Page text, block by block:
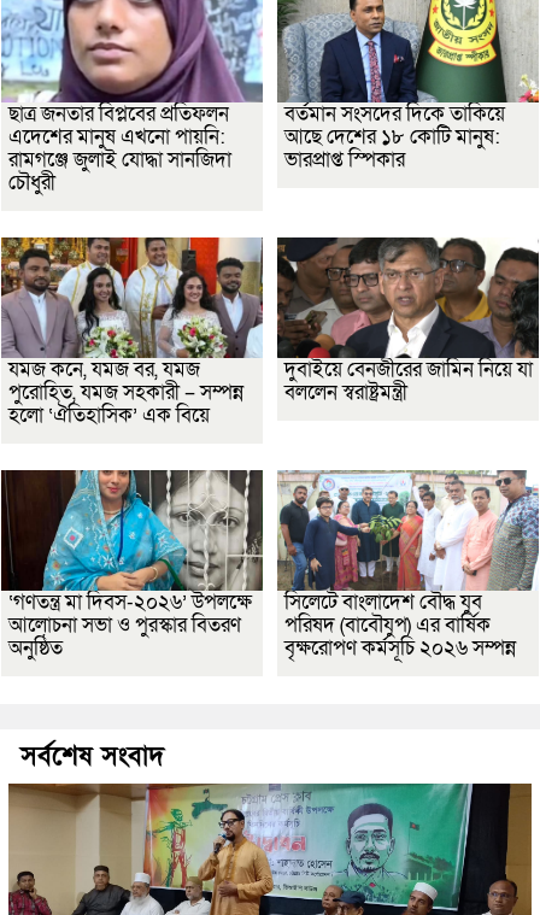
ছাত্র জনতার বিপ্লবের প্রতিফলন
এদেশের মানুষ এখনো পায়নি:
রামগঞ্জে জুলাই যোদ্ধা সানজিদা
চৌধুরী
বর্তমান সংসদের দিকে তাকিয়ে
আছে দেশের ১৮ কোটি মানুষ:
ভারপ্রাপ্ত স্পিকার
যমজ কনে, যমজ বর, যমজ
পুরোহিত, যমজ সহকারী – সম্পন্ন
হলো ‘ঐতিহাসিক’ এক বিয়ে
দুবাইয়ে বেনজীরের জামিন নিয়ে যা
বললেন স্বরাষ্ট্রমন্ত্রী
‘গণতন্ত্র মা দিবস-২০২৬’ উপলক্ষে
আলোচনা সভা ও পুরস্কার বিতরণ
অনুষ্ঠিত
সিলেটে বাংলাদেশ বৌদ্ধ যুব
পরিষদ (বাবৌযুপ) এর বার্ষিক
বৃক্ষরোপণ কর্মসূচি ২০২৬ সম্পন্ন
সর্বশেষ সংবাদ